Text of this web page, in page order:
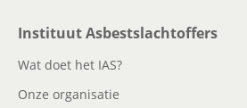
Instituut Asbestslachtoffers
Wat doet het IAS?
Onze organisatie